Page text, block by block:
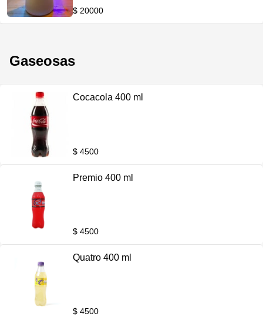
$ 20000
Gaseosas
Cocacola 400 ml
$ 4500
Premio 400 ml
$ 4500
Quatro 400 ml
$ 4500